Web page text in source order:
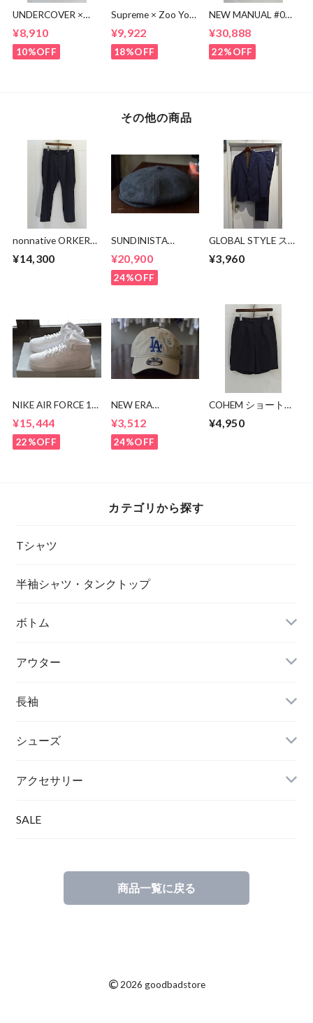
UNDERCOVER ×
KAWAMURA BEAR
TEE
¥8,910
10%OFF
Supreme × Zoo York
¥9,922
18%OFF
NEW MANUAL #017
JEANS / OW
¥30,888
22%OFF
その他の商品
nonnative ORKER
GABARDINE
¥14,300
SUNDINISTA
ケット
¥20,900
24%OFF
GLOBAL STYLE ス
¥3,960
NIKE AIR FORCE 1
¥15,444
22%OFF
NEW ERA
¥3,512
24%OFF
COHEM ショートパ
¥4,950
カテゴリから探す
Tシャツ
半袖シャツ・タンクトップ
ボトム
アウター
長袖
シューズ
アクセサリー
SALE
商品一覧に戻る
© 2026 goodbadstore